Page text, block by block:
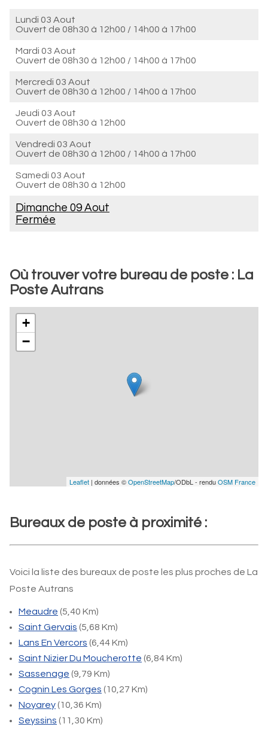
Lundi 03 Aout
Ouvert de 08h30 à 12h00 / 14h00 à 17h00
Mardi 03 Aout
Ouvert de 08h30 à 12h00 / 14h00 à 17h00
Mercredi 03 Aout
Ouvert de 08h30 à 12h00 / 14h00 à 17h00
Jeudi 03 Aout
Ouvert de 08h30 à 12h00
Vendredi 03 Aout
Ouvert de 08h30 à 12h00 / 14h00 à 17h00
Samedi 03 Aout
Ouvert de 08h30 à 12h00
Dimanche 09 Aout
Fermée
Où trouver votre bureau de poste : La
Poste Autrans
+
−
Leaflet | données ©OpenStreetMap/ODbL - renduOSM France
Bureaux de poste à proximité :
Voici la liste des bureaux de poste les plus proches de La
Poste Autrans
Meaudre (5,40 Km)
Saint Gervais (5,68 Km)
Lans En Vercors (6,44 Km)
Saint Nizier Du Moucherotte (6,84 Km)
Sassenage (9,79 Km)
Cognin Les Gorges (10,27 Km)
Noyarey(10,36 Km)
Seyssins (11,30 Km)